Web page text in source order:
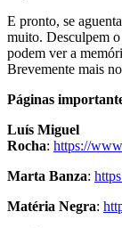
E pronto, se
muito. Desculpem
podem ver a
Brevemente mais
Páginas
Luís Miguel
Rocha: https://
Marta Banza:
Matéria Negra: